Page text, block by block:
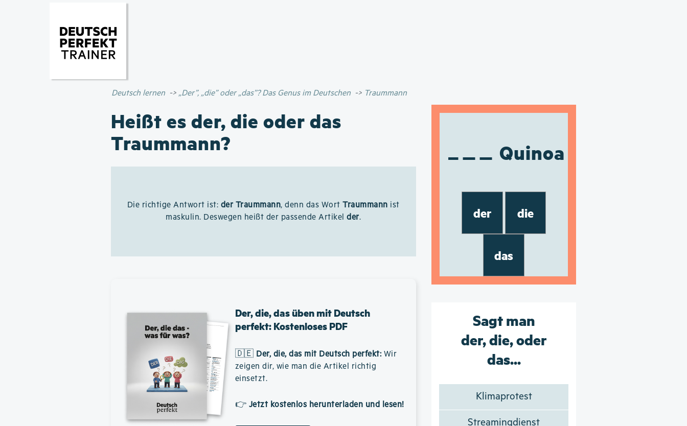
Deutsch lernen „Der”, „die” oder „das”? Das Genus im Deutschen Traummann
Heißt es der, die oder das
Traummann?
Die richtige Antwort ist: der Traummann, denn das WortTraummann ist
maskulin. Deswegen heißt der passende Artikelder.
Der, die, das üben mit Deutsch
perfekt: Kostenloses PDF
🇩🇪 Der, die, das mit Deutsch perfekt: Wir
zeigen dir, wie man die Artikel richtig
einsetzt.
👉 Jetzt kostenlos herunterladen und lesen!
Quinoa
der die
das
Sagt man
der, die, oder
das...
Klimaprotest
Streamingdienst